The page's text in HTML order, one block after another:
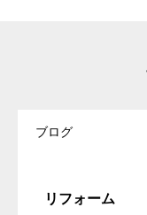
ブログ
リフォーム